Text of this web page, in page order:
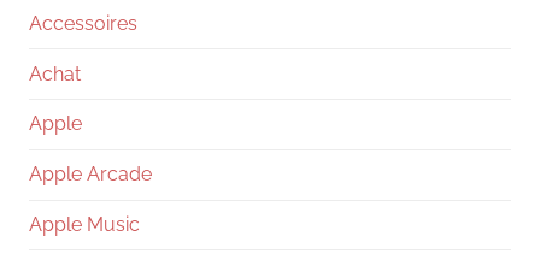
Accessoires
Achat
Apple
Apple Arcade
Apple Music